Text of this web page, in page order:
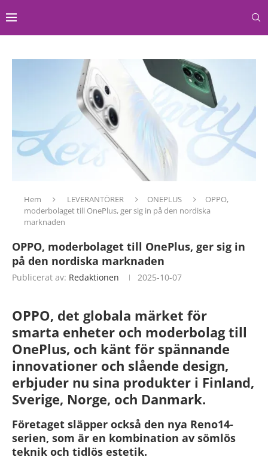
Hem LEVERANTÖRER ONEPLUS
OPPO,
moderbolaget till OnePlus, ger sig in på den nordiska
marknaden
OPPO, moderbolaget till OnePlus, ger sig in
på den nordiska marknaden
Publicerat av: Redaktionen 2025-10-07
OPPO, det globala märket för
smarta enheter och moderbolag till
OnePlus, och känt för spännande
innovationer och slående design,
erbjuder nu sina produkter i Finland,
Sverige, Norge, och Danmark.
Företaget släpper också den nya Reno14-
serien, som är en kombination av sömlös
teknik och tidlös estetik.